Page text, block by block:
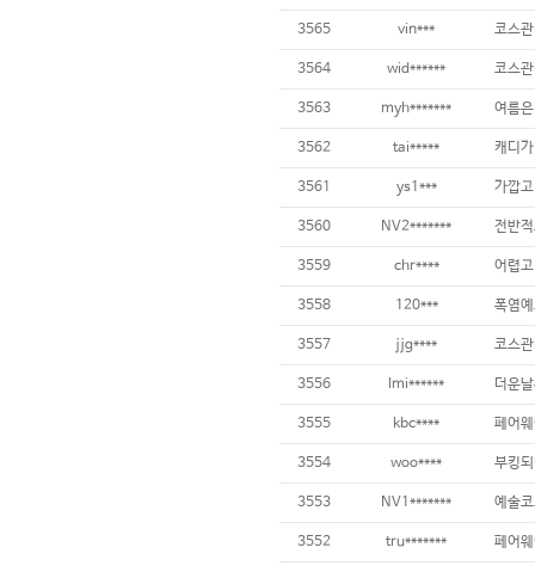
3565 vin***
3564 wid****** 코스
3563 myh*******
3562 tai*****
3561 ys1***
3560 NV2*******
3559 chr**** 어렵
3558 120***
3557 jjg****
3556 lmi******
3555 kbc****
3554 woo**** 부킹
3553 NV1*******
3552 tru*******